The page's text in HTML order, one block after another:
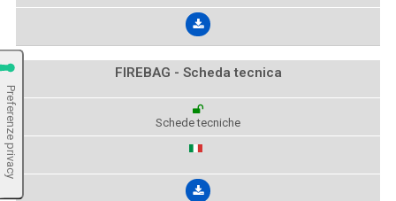
FIREBAG - Scheda tecnica
Schede tecniche